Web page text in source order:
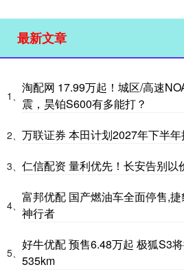
最新文章
1、
淘配网 17.99万起！城区/高速
震，昊铂S600有多能打？
2、 万联证券 本田计划2027年下半
3、 仁信配资 量利优先！长安告别以
4、
富邦优配 国产燃油车全面停售,
神行者
5、
好牛优配 预售6.48万起 极狐S3
535km